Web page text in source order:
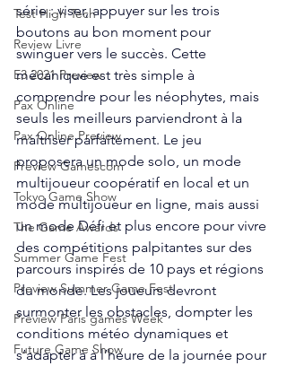
Test High Tech
Review Livre
E3 2021 Preview
Pax Online
Pax Online Preview
Preview Gamescom
Tokyo Game Show
The Game Awards
Summer Game Fest
Preview Summer Game Fest
Preview Paris games Week
Future Game Show
série : viser, appuyer sur les trois
boutons au bon moment pour
swinguer vers le succès. Cette
mécanique est très simple à
comprendre pour les néophytes, mais
seuls les meilleurs parviendront à la
maîtriser parfaitement. Le jeu
proposera un mode solo, un mode
multijoueur coopératif en local et un
mode multijoueur en ligne, mais aussi
un mode Défi et plus encore pour vivre
des compétitions palpitantes sur des
parcours inspirés de 10 pays et régions
du monde. Les joueurs devront
surmonter les obstacles, dompter les
conditions météo dynamiques et
s’adapter à à l’heure de la journée pour